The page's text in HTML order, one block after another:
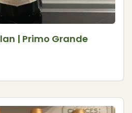
| Primo Grande